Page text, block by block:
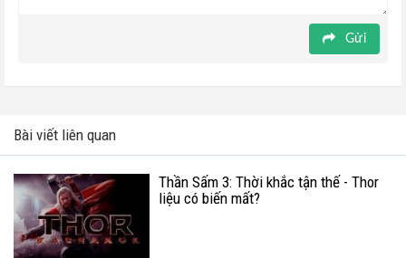
Gửi
Bài viết liên quan
Thần Sấm 3: Thời khắc tận thế - Thor
liệu có biến mất?